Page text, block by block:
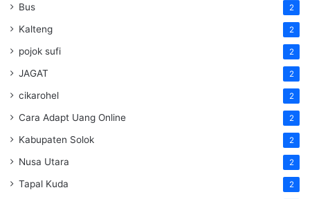
Bus 2
Kalteng 2
pojok sufi 2
JAGAT 2
cikarohel 2
Cara Adapt Uang Online 2
Kabupaten Solok 2
Nusa Utara 2
Tapal Kuda 2